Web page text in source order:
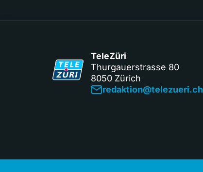
TeleZüri
Thurgauerstrasse 80
8050 Zürich
redaktion@telezueri.ch